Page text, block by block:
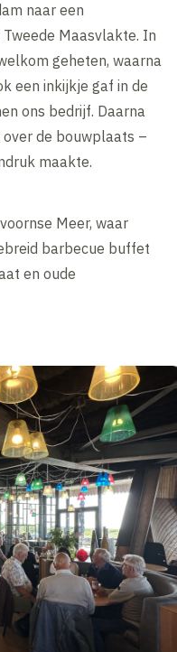
naar een
Maasvlakte. In
geheten, waarna
een inkijkje gaf in de
ons bedrijf. Daarna
de bouwplaats –
maakte.
Meer, waar
barbecue buffet
en oude